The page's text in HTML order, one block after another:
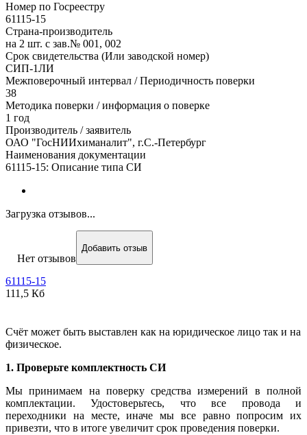
Номер по Госреестру
61115-15
Страна-производитель
на 2 шт. с зав.№ 001, 002
Срок свидетельства (Или заводской номер)
СИП-1ЛИ
Межповерочный интервал / Периодичность поверки
38
Методика поверки / информация о поверке
1 год
Производитель / заявитель
ОАО "ГосНИИхиманалит", г.С.-Петербург
Наименования документации
61115-15: Описание типа СИ
Загрузка отзывов...
Нет отзывов
Добавить отзыв
61115-15
111,5 Кб
Счёт может быть выставлен как на юридическое лицо так и на
физическое.
1. Проверьте комплектность СИ
Мы принимаем на поверку средства измерений в полной
комплектации. Удостоверьтесь, что все провода и
переходники на месте, иначе мы все равно попросим их
привезти, что в итоге увеличит срок проведения поверки.